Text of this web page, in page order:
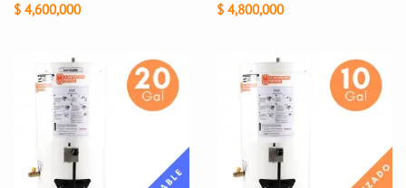
$ 4,600,000 $ 4,800,000